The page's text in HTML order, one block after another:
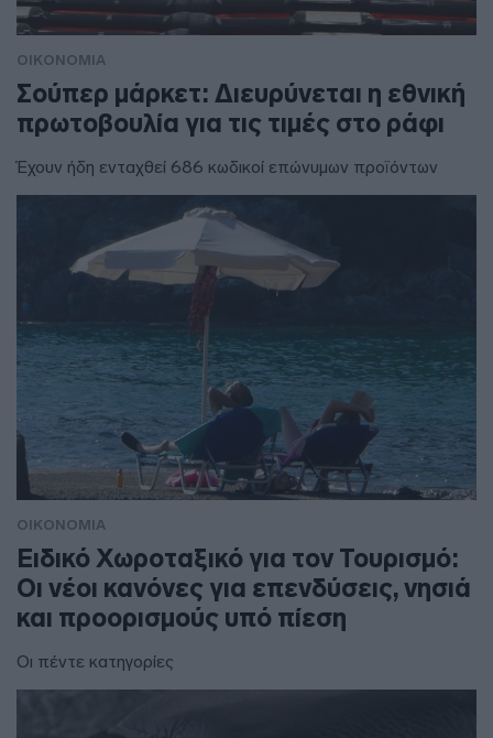
ΟΙΚΟΝΟΜΙΑ
Σούπερ μάρκετ: Διευρύνεται η εθνική
πρωτοβουλία για τις τιμές στο ράφι
Έχουν ήδη ενταχθεί 686 κωδικοί επώνυμων προϊόντων
ΟΙΚΟΝΟΜΙΑ
Ειδικό Χωροταξικό για τον Τουρισμό:
Οι νέοι κανόνες για επενδύσεις, νησιά
και προορισμούς υπό πίεση
Οι πέντε κατηγορίες